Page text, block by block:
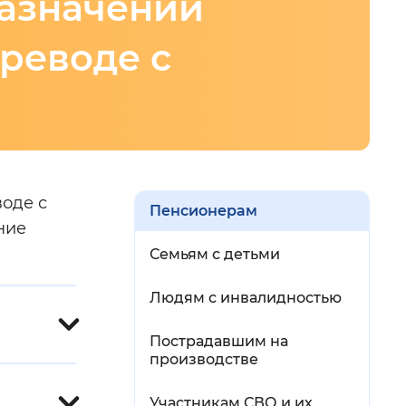
Закрыть
с
с
Пенсионерам
Семьям с детьми
Людям с инвалидностью
Пострадавшим на
производстве